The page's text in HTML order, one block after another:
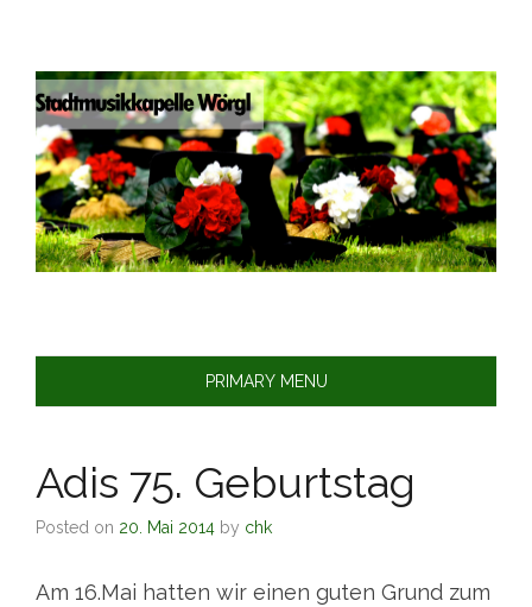
content
PRIMARY MENU
Adis 75. Geburtstag
Posted on 20. Mai 2014 by chk
Am 16.Mai hatten wir einen guten Grund zum